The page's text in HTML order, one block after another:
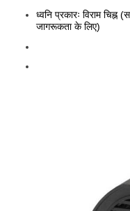
ध्वनि प्रकारः विराम चिह्न
जागरूकता के लिए)